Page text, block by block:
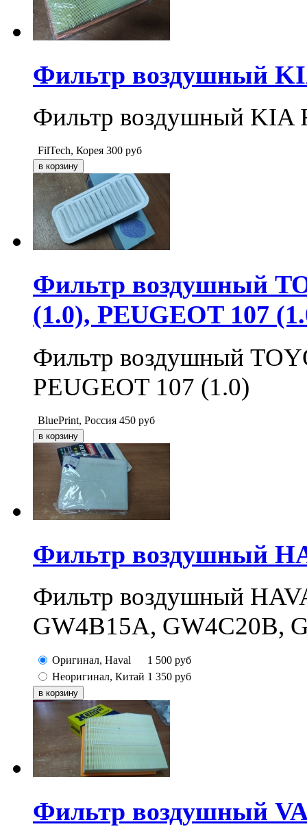
Фильтр воздушный
Фильтр воздушный KIA
FilTech, Корея 300 руб
Фильтр воздушный
(1.0), PEUGEOT 107
Фильтр воздушный
PEUGEOT 107 (1.0)
BluePrint, Россия 450 руб
Фильтр воздушный
Фильтр воздушный
GW4B15A, GW4C20B,
Оригинал, Haval 1 500 руб
Неоригинал, Китай 1 350 руб
Фильтр воздушный